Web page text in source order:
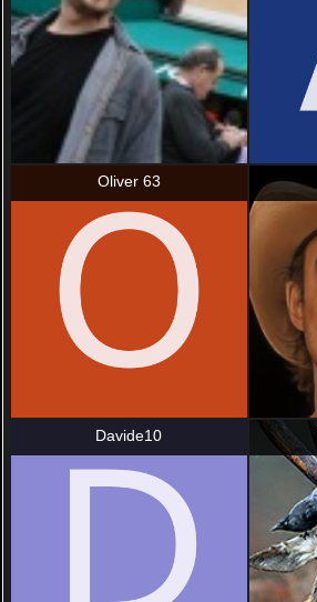
Oliver 63
Davide10